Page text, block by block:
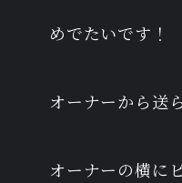
めでたいです！
オーナーから送
オーナーの横に